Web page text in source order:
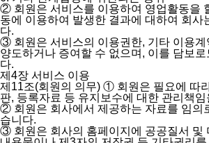
② 회원은 서비스를 이용하여 영업활동을
동에 이용하여 발생한 결과에 대하여 회사
다.
③ 회원은 서비스의 이용권한, 기타 이용계
양도하거나 증여할 수 없으며, 이를 담보로
다.
제4장 서비스 이용
제11조(회원의 의무) ① 회원은 필요에 따
판, 등록자료 등 유지보수에 대한 관리책임
② 회원은 회사에서 제공하는 자료를 임의
습니다.
③ 회원은 회사의 홈페이지에 공공질서 및